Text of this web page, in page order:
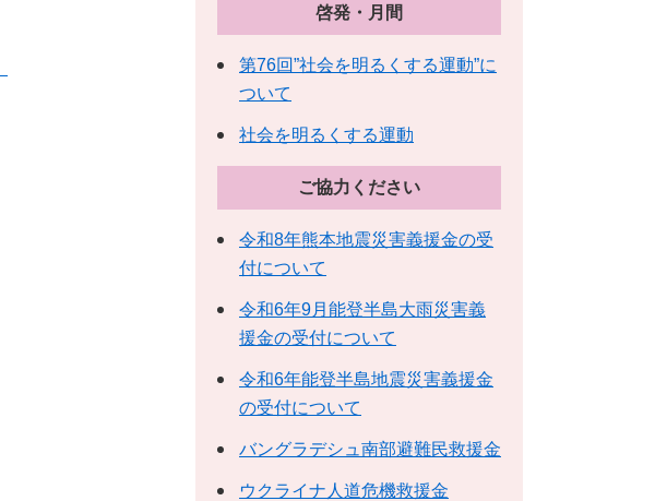
啓発・月間
第76回”社会を明るくする運動”に
ついて
社会を明るくする運動
ご協力ください
令和8年熊本地震災害義援金の受
付について
令和6年9月能登半島大雨災害義
援金の受付について
令和6年能登半島地震災害義援金
の受付について
バングラデシュ南部避難民救援金
ウクライナ人道危機救援金